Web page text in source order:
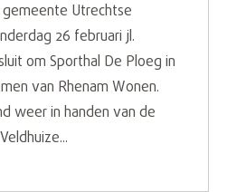
Utrechtse
26 februari jl.
om Sporthal De Ploeg in
van Rhenam Wonen.
weer in handen van de